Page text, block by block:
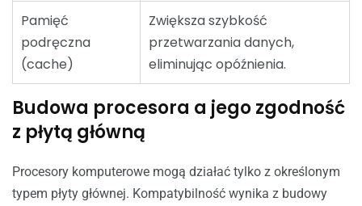
Pamięć
podręczna
(cache)
Zwiększa szybkość
przetwarzania danych,
eliminując opóźnienia.
Budowa procesora a jego zgodność
z płytą główną
Procesory komputerowe mogą działać tylko z określonym
typem płyty głównej. Kompatybilność wynika z budowy